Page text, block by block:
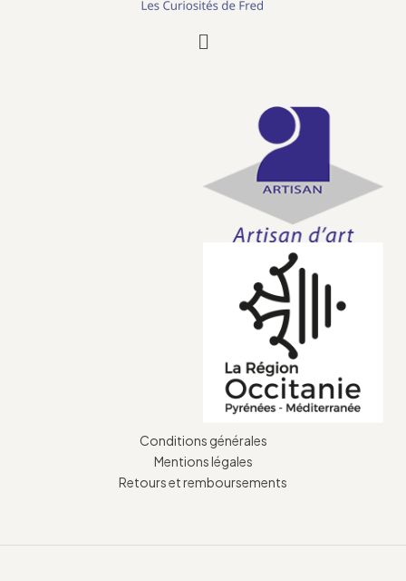
Conditions générales
Mentions légales
Retours et remboursements